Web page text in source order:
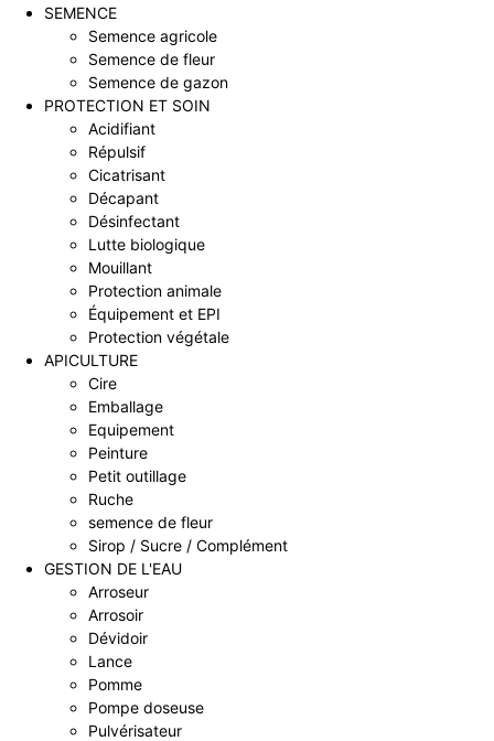
SEMENCE
Semence agricole
Semence de fleur
Semence de gazon
PROTECTION ET SOIN
Acidifiant
Répulsif
Cicatrisant
Décapant
Désinfectant
Lutte biologique
Mouillant
Protection animale
Équipement et EPI
Protection végétale
APICULTURE
Cire
Emballage
Equipement
Peinture
Petit outillage
Ruche
semence de fleur
Sirop / Sucre / Complément
GESTION DE L'EAU
Arroseur
Arrosoir
Dévidoir
Lance
Pomme
Pompe doseuse
Pulvérisateur